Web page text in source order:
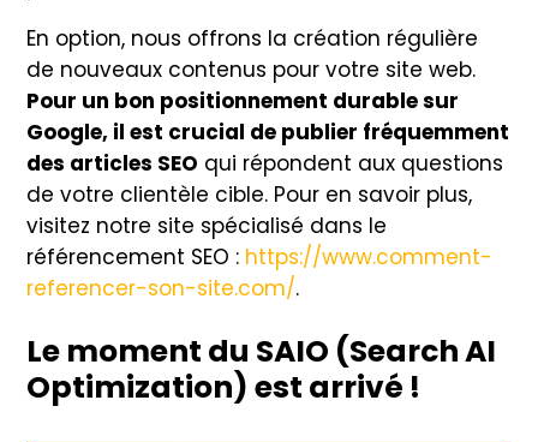
En option, nous offrons la création régulière
de nouveaux contenus pour votre site web.
Pour un bon positionnement durable sur
Google, il est crucial de publier fréquemment
des articles SEO qui répondent aux questions
de votre clientèle cible. Pour en savoir plus,
visitez notre site spécialisé dans le
référencement SEO : https://www.comment-
referencer-son-site.com/.
Le moment du SAIO (Search AI
Optimization) est arrivé !